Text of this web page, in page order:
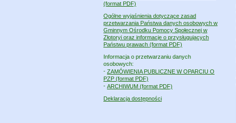
(format PDF)
Ogólne wyjaśnienia dotyczące zasad
przetwarzania Państwa danych osobowych w
Gminnym Ośrodku Pomocy Społecznej w
Złotoryi oraz informacje o przysługujących
Państwu prawach (format PDF)
Informacja o przetwarzaniu danych
osobowych:
- ZAMÓWIENIA PUBLICZNE W OPARCIU O
PZP (format PDF)
- ARCHIWUM (format PDF)
Deklaracja dostępności